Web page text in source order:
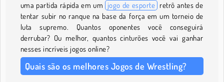
uma partida rápida em um jogo de esporte retrô antes de
tentar subir no ranque na base da força em um torneio de
luta supremo. Quantos oponentes você conseguirá
derrubar? Ou melhor, quantos cinturões você vai ganhar
nesses incríveis jogos online?
Quais são os melhores Jogos de Wrestling?